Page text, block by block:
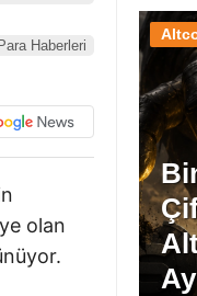
Haberleri
olan